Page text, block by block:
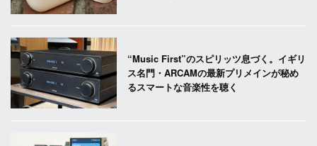
“Music First”のスピリッツ息づく。イギリ
ス名門・ARCAMの最新プリメインが秘め
るスマートな音楽性を聴く